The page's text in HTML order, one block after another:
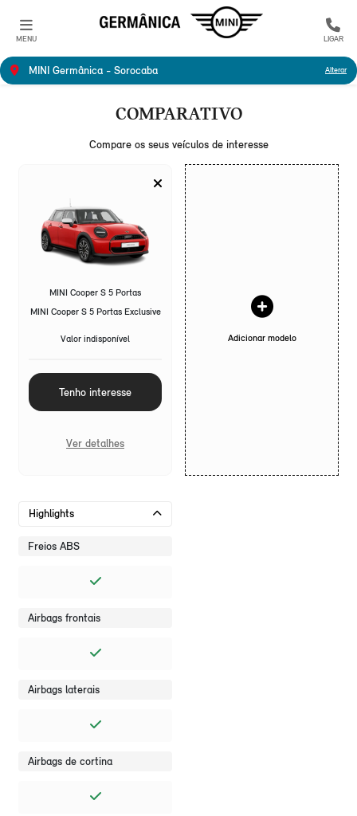
MENU LIGAR
MINI Germânica - Sorocaba Alterar
COMPARATIVO
Compare os seus veículos de interesse
MINI Cooper S 5 Portas
MINI Cooper S 5 Portas Exclusive
Valor indisponível
Tenho interesse
Ver detalhes
Adicionar modelo
Highlights
Freios ABS
Airbags frontais
Airbags laterais
Airbags de cortina